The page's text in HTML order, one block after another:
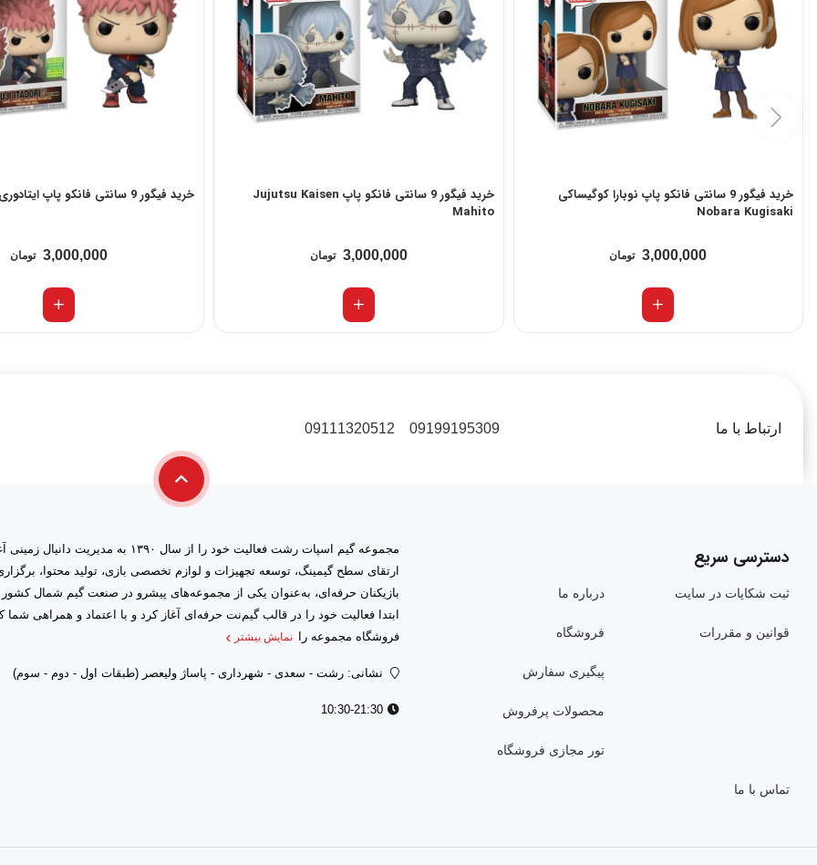
خرید فیگور 9 سانتی فانکو پاپ نوبارا کوگیساکی
Nobara Kugisaki
3,000,000 تومان
خرید فیگور 9 سانتی فانکو پاپ Jujutsu Kaisen
Mahito
3,000,000 تومان
خرید فیگور 9 سانتی فانکو پاپ ایتادوری Yuji itadori
3,000,000 تومان
ارتباط با ما 09199195309
09111320512
دسترسی سریع
ثبت شکایات در سایت درباره ما
قوانین و مقررات فروشگاه
پیگیری سفارش
محصولات پرفروش
تور مجازی فروشگاه
تماس با ما
مجموعه گیم اسپات رشت فعالیت خود را از سال
ارتقای سطح گیمینگ، توسعه تجهیزات و لوازم تخصصی بازی، تولید محتوا،
بازیکنان حرفه‌ای، به‌عنوان یکی از مجموعه‌های پیشرو در صنعت گیم شمال
فروشگاه مجموعه را نمایش بیشتر
نشانی: رشت - سعدى - شهرداری - پاساژ ولیعصر (طبقات اول - دوم - سوم)
10:30-21:30